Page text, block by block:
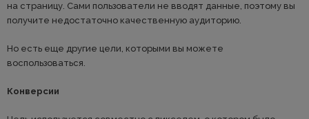
на страницу. Сами пользователи не вводят данные, поэтому вы
получите недостаточно качественную аудиторию.
Но есть еще другие цели, которыми вы можете
воспользоваться.
Конверсии